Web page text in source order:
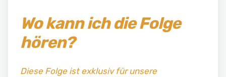
Wo kann ich die Folge
hören?
Diese Folge ist exklusiv für unsere